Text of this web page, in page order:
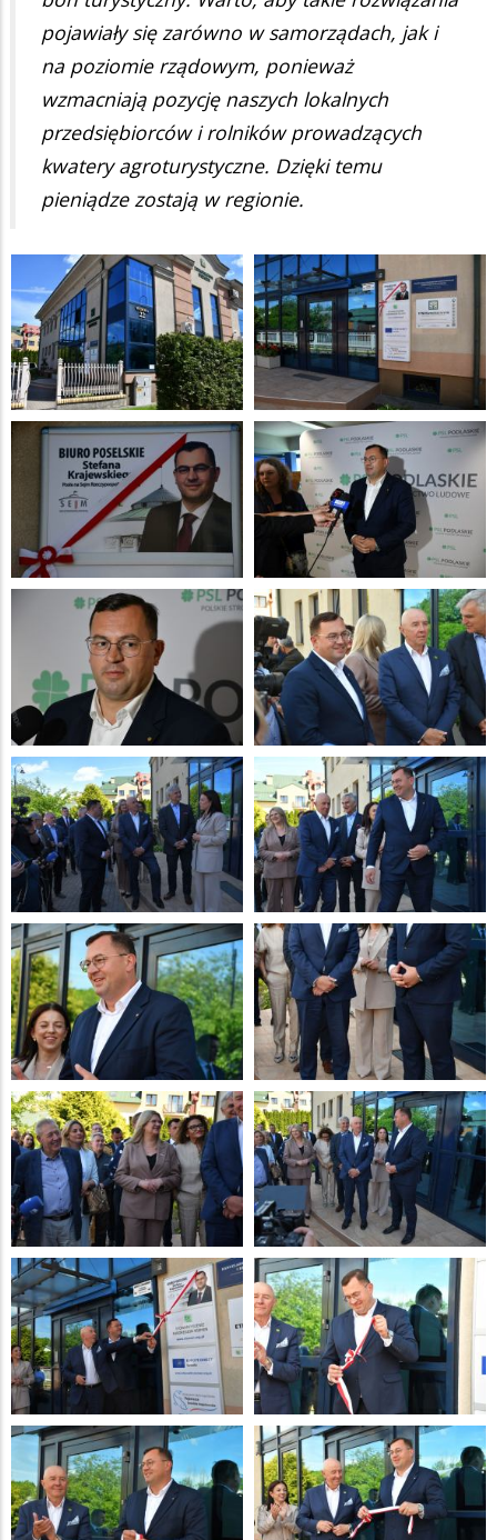
pojawiały się zarówno w samorządach, jak i
na poziomie rządowym, ponieważ
wzmacniają pozycję naszych lokalnych
przedsiębiorców i rolników prowadzących
kwatery agroturystyczne. Dzięki temu
pieniądze zostają w regionie.